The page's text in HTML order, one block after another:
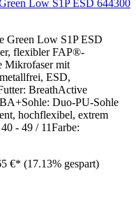
Low S1P ESD 644300
Green Low S1P ESD
flexibler FAP®-
Mikrofaser mit
ESD,
BreathActive
Duo-PU-Sohle
hochflexibel, extrem
- 49 / 11Farbe:
€* (17.13% gespart)